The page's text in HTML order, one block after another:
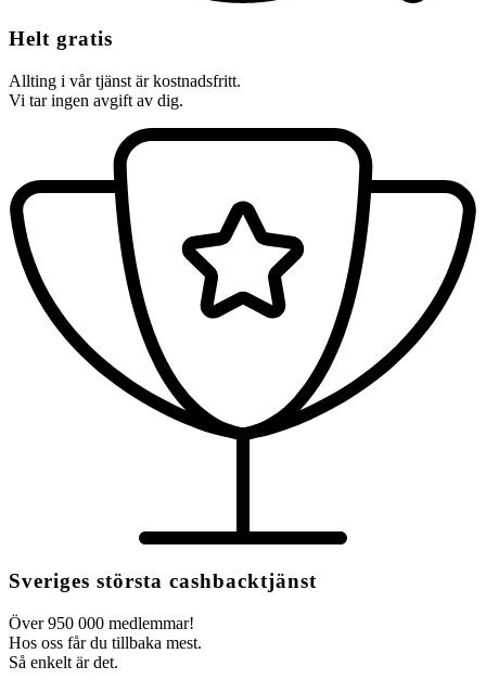
Helt gratis
Allting i vår tjänst är kostnadsfritt.
Vi tar ingen avgift av dig.
Sveriges största cashbacktjänst
Över 950 000 medlemmar!
Hos oss får du tillbaka mest.
Så enkelt är det.